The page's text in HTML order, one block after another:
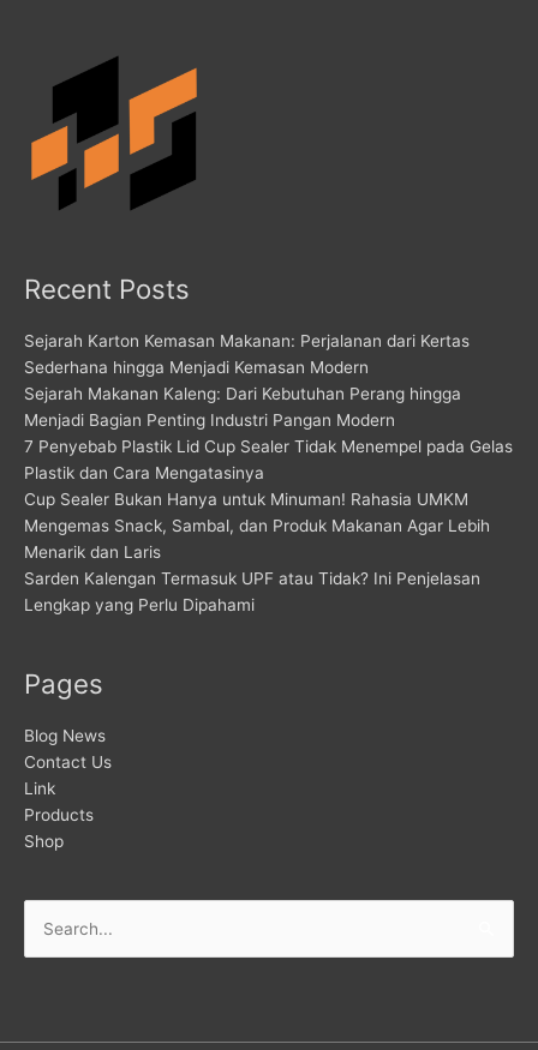
Recent Posts
Sejarah Karton Kemasan Makanan: Perjalanan dari Kertas
Sederhana hingga Menjadi Kemasan Modern
Sejarah Makanan Kaleng: Dari Kebutuhan Perang hingga
Menjadi Bagian Penting Industri Pangan Modern
7 Penyebab Plastik Lid Cup Sealer Tidak Menempel pada Gelas
Plastik dan Cara Mengatasinya
Cup Sealer Bukan Hanya untuk Minuman! Rahasia UMKM
Mengemas Snack, Sambal, dan Produk Makanan Agar Lebih
Menarik dan Laris
Sarden Kalengan Termasuk UPF atau Tidak? Ini Penjelasan
Lengkap yang Perlu Dipahami
Pages
Blog News
Contact Us
Link
Products
Shop